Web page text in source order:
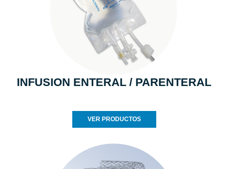
INFUSION ENTERAL / PARENTERAL
VER PRODUCTOS